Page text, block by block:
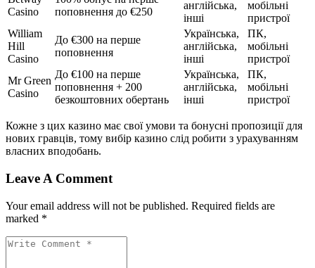
Casino
поповнення до €250
англійська,
інші
мобільні
пристрої
William
Hill
Casino
До €300 на перше
поповнення
Українська,
англійська,
інші
ПК,
мобільні
пристрої
Mr Green
Casino
До €100 на перше
поповнення + 200
безкоштовних обертань
Українська,
англійська,
інші
ПК,
мобільні
пристрої
Кожне з цих казино має свої умови та бонусні пропозиції для
нових гравців, тому вибір казино слід робити з урахуванням
власних вподобань.
Leave A Comment
Your email address will not be published. Required fields are
marked *